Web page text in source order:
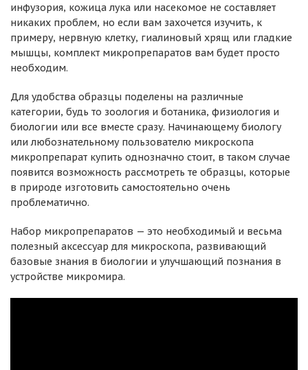
инфузория, кожица лука или насекомое не составляет
никаких проблем, но если вам захочется изучить, к
примеру, нервную клетку, гиалиновый хрящ или гладкие
мышцы, комплект микропрепаратов вам будет просто
необходим.
Для удобства образцы поделены на различные
категории, будь то зоология и ботаника, физиология и
биологии или все вместе сразу. Начинающему биологу
или любознательному пользователю микроскопа
микропрепарат купить однозначно стоит, в таком случае
появится возможность рассмотреть те образцы, которые
в природе изготовить самостоятельно очень
проблематично.
Набор микропрепаратов — это необходимый и весьма
полезный аксессуар для микроскопа, развивающий
базовые знания в биологии и улучшающий познания в
устройстве микромира.